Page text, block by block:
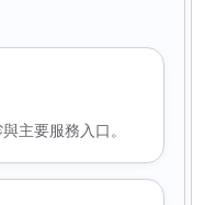
主要服務入口。